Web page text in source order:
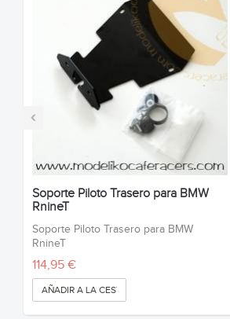
‹
Soporte Piloto Trasero para BMW
RnineT
Soporte Piloto Trasero para BMW
RnineT
114,95 €
AÑADIR A LA CESTA